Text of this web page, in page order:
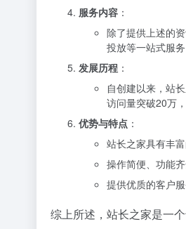
服务内容 ：
除了提供上述的
投放等一站式服
发展历程 ：
自创建以来，站
访问量突破20万
优势与特点 ：
站长之家具有丰
操作简便、功能
提供优质的客户
综上所述，站长之家是一